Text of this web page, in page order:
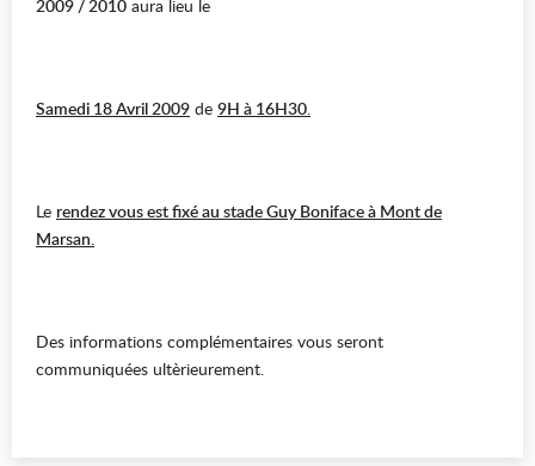
2009 / 2010 aura lieu le
Samedi 18 Avril 2009 de 9H à 16H30.
Le rendez vous est fixé au stade Guy Boniface à Mont de
Marsan.
Des informations complémentaires vous seront
communiquées ultèrieurement.